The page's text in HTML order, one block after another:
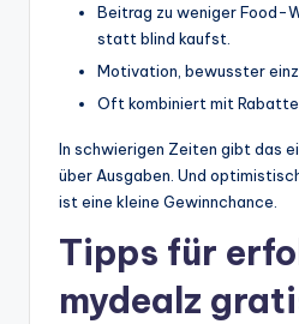
Beitrag zu weniger Food-
statt blind kaufst.
Motivation, bewusster
Oft kombiniert mit
In schwierigen Zeiten gibt das
über Ausgaben. Und
ist eine kleine Gewinnchance.
Tipps für
mydealz